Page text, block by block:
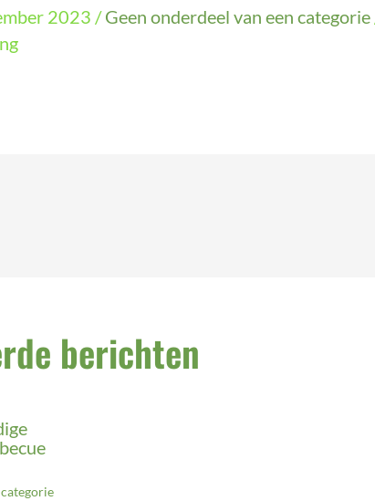
2023 /Geen onderdeel van een categorie
berichten